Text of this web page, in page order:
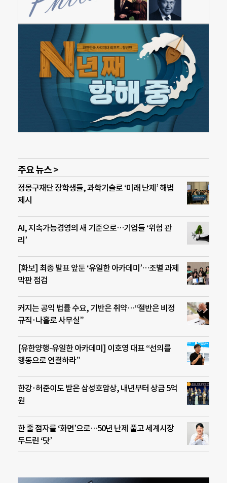
주요 뉴스 >
정몽구재단 장학생들, 과학기술로 ‘미래 난제’ 해법
제시
AI, 지속가능경영의 새 기준으로…기업들 ‘위험 관
리’
[화보] 최종 발표 앞둔 ‘유일한 아카데미’…조별 과제
막판 점검
커지는 공익 법률 수요, 기반은 취약…“절반은 비정
규직·나홀로 사무실”
[유한양행-유일한 아카데미] 이호영 대표 “선의를
행동으로 연결하라”
한강·허준이도 받은 삼성호암상, 내년부터 상금 5억
원
한 줄 점자를 ‘화면’으로…50년 난제 풀고 세계시장
두드린 ‘닷’